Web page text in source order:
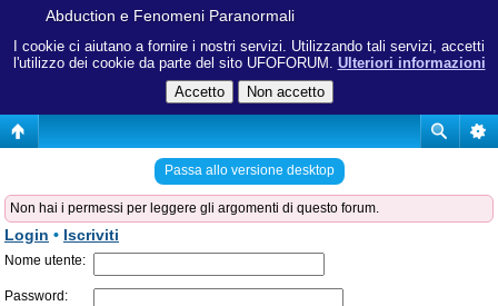
I cookie ci aiutano a fornire i nostri servizi. Utilizzando tali servizi, accetti
l'utilizzo dei cookie da parte del sito UFOFORUM. Ulteriori informazioni
Abduction e Fenomeni Paranormali
Passa allo versione desktop
Non hai i permessi per leggere gli argomenti di questo forum.
Login • Iscriviti
Nome utente:
Password: